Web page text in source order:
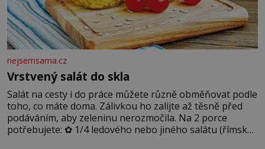
nejsemsama.cz
Vrstvený salát do skla
Salát na cesty i do práce můžete různě obměňovat podle
toho, co máte doma. Zálivkou ho zalijte až těsně před
podáváním, aby zeleninu nerozmočila. Na 2 porce
potřebujete: ✿ 1/4 ledového nebo jiného salátu (římský